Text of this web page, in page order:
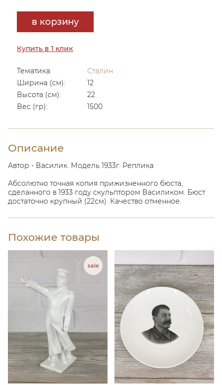
в корзину
Купить в 1 клик
Тематика:
Сталин
Ширина (см):
12
Высота (см):
22
Вес (гр):
1500
Описание
Автор - Василик. Модель 1933г. Реплика
Абсолютно точная копия прижизненного бюста,
сделанного в 1933 году скульптором Василиком. Бюст
достаточно крупный (22см). Качество отменное.
Похожие товары